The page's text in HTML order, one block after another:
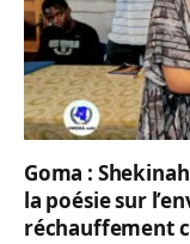
Goma :
la poésie sur
réchauffement